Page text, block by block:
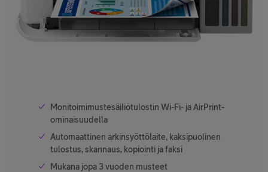
Monitoimimustesäiliötulostin Wi-Fi- ja AirPrint-
ominaisuudella
Automaattinen arkinsyöttölaite, kaksipuolinen
tulostus, skannaus, kopiointi ja faksi
Mukana jopa 3 vuoden musteet